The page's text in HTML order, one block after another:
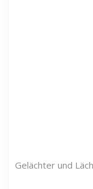
Gelächter und